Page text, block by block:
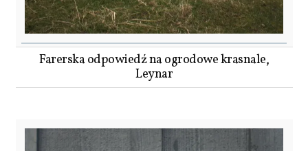
Farerska odpowiedź na ogrodowe krasnale,
Leynar